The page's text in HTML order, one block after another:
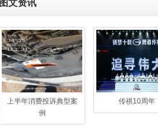
图文资讯
上半年消费投诉典型案
例
传祺10周年